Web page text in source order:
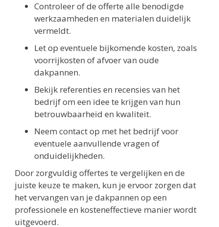
Controleer of de offerte alle benodigde
werkzaamheden en materialen duidelijk
vermeldt.
Let op eventuele bijkomende kosten, zoals
voorrijkosten of afvoer van oude
dakpannen.
Bekijk referenties en recensies van het
bedrijf om een idee te krijgen van hun
betrouwbaarheid en kwaliteit.
Neem contact op met het bedrijf voor
eventuele aanvullende vragen of
onduidelijkheden.
Door zorgvuldig offertes te vergelijken en de
juiste keuze te maken, kun je ervoor zorgen dat
het vervangen van je dakpannen op een
professionele en kosteneffectieve manier wordt
uitgevoerd.